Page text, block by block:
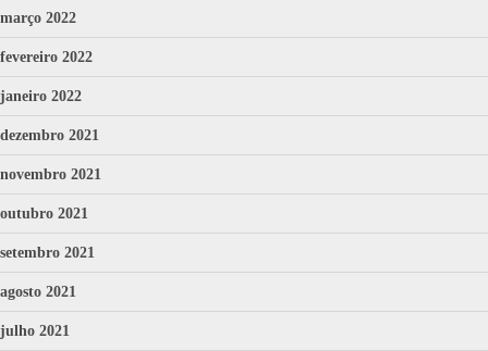
março 2022
fevereiro 2022
janeiro 2022
dezembro 2021
novembro 2021
outubro 2021
setembro 2021
agosto 2021
julho 2021